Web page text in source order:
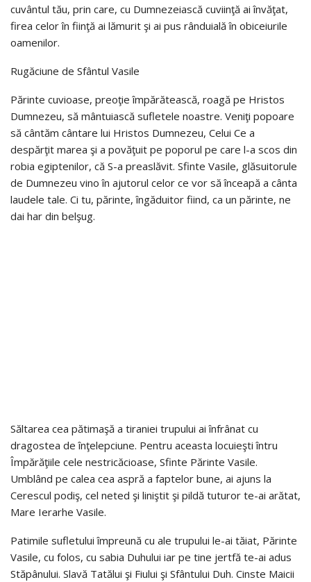
cuvântul tău, prin care, cu Dumnezeiască cuviinţă ai învăţat,
firea celor în fiinţă ai lămurit şi ai pus rânduială în obiceiurile
oamenilor.
Rugăciune de Sfântul Vasile
Părinte cuvioase, preoţie împărătească, roagă pe Hristos
Dumnezeu, să mântuiască sufletele noastre. Veniţi popoare
să cântăm cântare lui Hristos Dumnezeu, Celui Ce a
despărţit marea şi a povăţuit pe poporul pe care l-a scos din
robia egiptenilor, că S-a preaslăvit. Sfinte Vasile, glăsuitorule
de Dumnezeu vino în ajutorul celor ce vor să înceapă a cânta
laudele tale. Ci tu, părinte, îngăduitor fiind, ca un părinte, ne
dai har din belşug.
Săltarea cea pătimaşă a tiraniei trupului ai înfrânat cu
dragostea de înţelepciune. Pentru aceasta locuieşti întru
Împărăţiile cele nestricăcioase, Sfinte Părinte Vasile.
Umblând pe calea cea aspră a faptelor bune, ai ajuns la
Cerescul podiş, cel neted şi liniştit şi pildă tuturor te-ai arătat,
Mare Ierarhe Vasile.
Patimile sufletului împreună cu ale trupului le-ai tăiat, Părinte
Vasile, cu folos, cu sabia Duhului iar pe tine jertfă te-ai adus
Stăpânului. Slavă Tatălui şi Fiului şi Sfântului Duh. Cinste Maicii